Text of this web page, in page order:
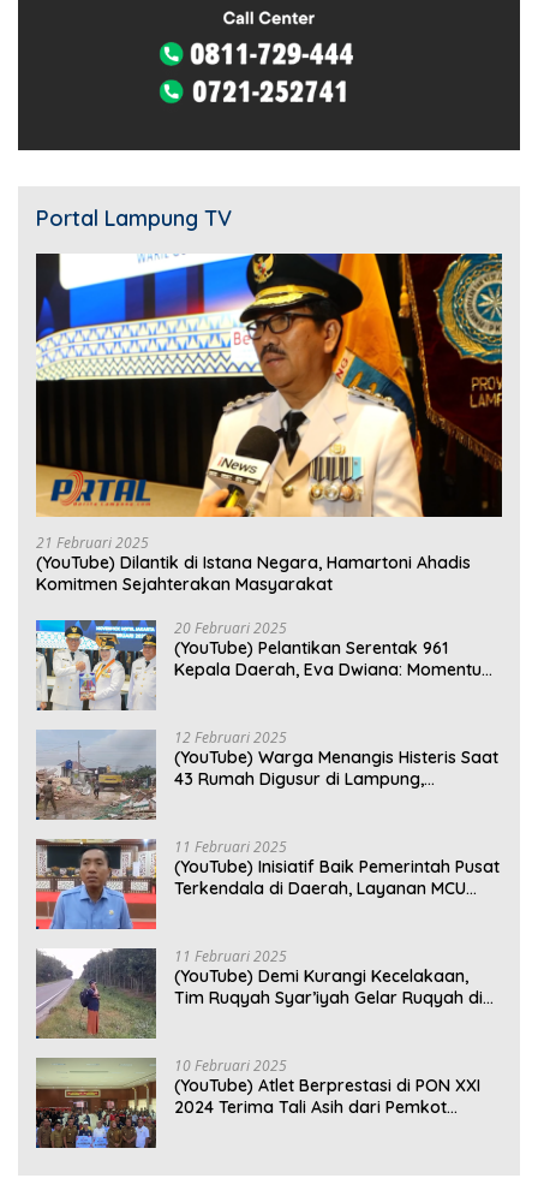
Portal Lampung TV
21 Februari 2025
(YouTube) Dilantik di Istana Negara, Hamartoni Ahadis
Komitmen Sejahterakan Masyarakat
20 Februari 2025
(YouTube) Pelantikan Serentak 961
Kepala Daerah, Eva Dwiana: Momentum
12 Februari 2025
(YouTube) Warga Menangis Histeris Saat
43 Rumah Digusur di Lampung,
11 Februari 2025
(YouTube) Inisiatif Baik Pemerintah Pusat
Terkendala di Daerah, Layanan MCU
11 Februari 2025
(YouTube) Demi Kurangi Kecelakaan,
Tim Ruqyah Syar’iyah Gelar Ruqyah di
10 Februari 2025
(YouTube) Atlet Berprestasi di PON XXI
2024 Terima Tali Asih dari Pemkot